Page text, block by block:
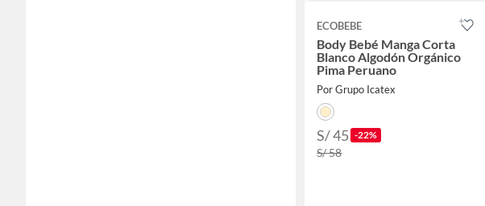
ECOBEBE
Body Bebé Manga Corta
Blanco Algodón Orgánico
Pima Peruano
Por Grupo Icatex
S/ 45 -22%
S/ 58